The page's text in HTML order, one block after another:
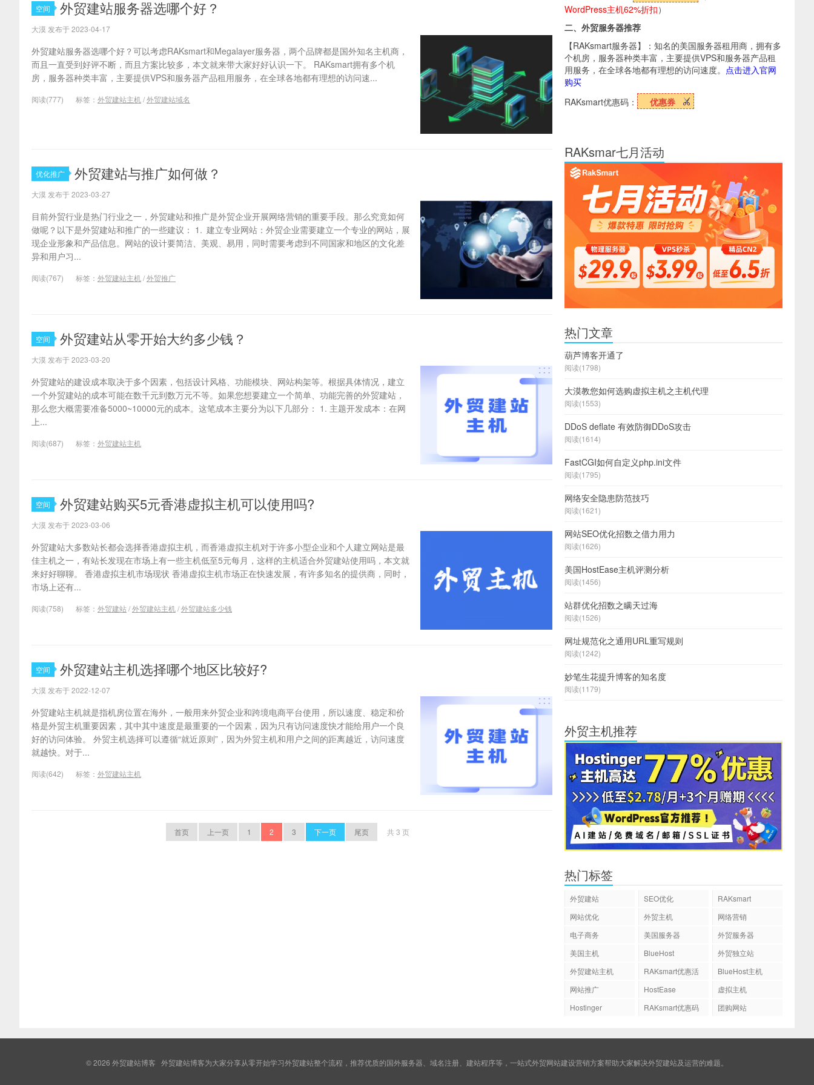
空间 外贸建站服务器选哪个好？
大漠 发布于 2023-04-17
外贸建站服务器选哪个好？可以考虑RAKsmart和Megalayer服务器，两个品牌都是国外知名主机商，
而且一直受到好评不断，而且方案比较多，本文就来带大家好好认识一下。 RAKsmart拥有多个机
房，服务器种类丰富，主要提供VPS和服务器产品租用服务，在全球各地都有理想的访问速...
阅读(777) 标签： 外贸建站主机/外贸建站域名
优化推广 外贸建站与推广如何做？
大漠 发布于 2023-03-27
目前外贸行业是热门行业之一，外贸建站和推广是外贸企业开展网络营销的重要手段。那么究竟如何
做呢？以下是外贸建站和推广的一些建议： 1. 建立专业网站：外贸企业需要建立一个专业的网站，展
现企业形象和产品信息。网站的设计要简洁、美观、易用，同时需要考虑到不同国家和地区的文化差
异和用户习...
阅读(767) 标签： 外贸建站主机/外贸推广
空间 外贸建站从零开始大约多少钱？
大漠 发布于 2023-03-20
外贸建站的建设成本取决于多个因素，包括设计风格、功能模块、网站构架等。根据具体情况，建立
一个外贸建站的成本可能在数千元到数万元不等。如果您想要建立一个简单、功能完善的外贸建站，
那么您大概需要准备5000~10000元的成本。这笔成本主要分为以下几部分： 1. 主题开发成本：在网
上...
阅读(687) 标签： 外贸建站主机
空间 外贸建站购买5元香港虚拟主机可以使用吗?
大漠 发布于 2023-03-06
外贸建站大多数站长都会选择香港虚拟主机，而香港虚拟主机对于许多小型企业和个人建立网站是最
佳主机之一，有站长发现在市场上有一些主机低至5元每月，这样的主机适合外贸建站使用吗，本文就
来好好聊聊。 香港虚拟主机市场现状 香港虚拟主机市场正在快速发展，有许多知名的提供商，同时，
市场上还有...
阅读(758) 标签： 外贸建站/外贸建站主机/外贸建站多少钱
空间 外贸建站主机选择哪个地区比较好?
大漠 发布于 2022-12-07
外贸建站主机就是指机房位置在海外，一般用来外贸企业和跨境电商平台使用，所以速度、稳定和价
格是外贸主机重要因素，其中其中速度是最重要的一个因素，因为只有访问速度快才能给用户一个良
好的访问体验。 外贸主机选择可以遵循“就近原则”，因为外贸主机和用户之间的距离越近，访问速度
就越快。对于...
阅读(642) 标签： 外贸建站主机
首页 上一页 1 2 3 下一页 尾页 共 3 页
WordPress主机62%折扣）
二、外贸服务器推荐
【RAKsmart服务器】：知名的美国服务器租用商，拥有多
个机房，服务器种类丰富，主要提供VPS和服务器产品租
用服务，在全球各地都有理想的访问速度。 点击进入官网
购买
RAKsmart优惠码：
优惠券
RAKsmar七月活动
热门文章
葫芦博客开通了
阅读(1798)
大漠教您如何选购虚拟主机之主机代理
阅读(1553)
DDoS deflate 有效防御DDoS攻击
阅读(1614)
FastCGI如何自定义php.ini文件
阅读(1795)
网络安全隐患防范技巧
阅读(1621)
网站SEO优化招数之借力用力
阅读(1626)
美国HostEase主机评测分析
阅读(1456)
站群优化招数之瞒天过海
阅读(1526)
网址规范化之通用URL重写规则
阅读(1242)
妙笔生花提升博客的知名度
阅读(1179)
外贸主机推荐
热门标签
外贸建站 SEO优化
RAKsmart
网站优化
外贸主机
网络营销
电子商务
美国服务器
外贸服务器
美国主机
BlueHost
外贸独立站
外贸建站主机
RAKsmart优惠活
BlueHost主机
网站推广
HostEase
虚拟主机
Hostinger
RAKsmart优惠码 团购网站
© 2026 外贸建站博客 外贸建站博客为大家分享从零开始学习外贸建站整个流程，推荐优质的国外服务器、域名注册、建站程序等，一站式外贸网站建设营销方案帮助大家解决外贸建站及运营的难题。